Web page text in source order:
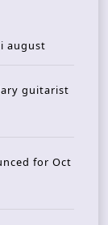
august
guitarist
for Oct